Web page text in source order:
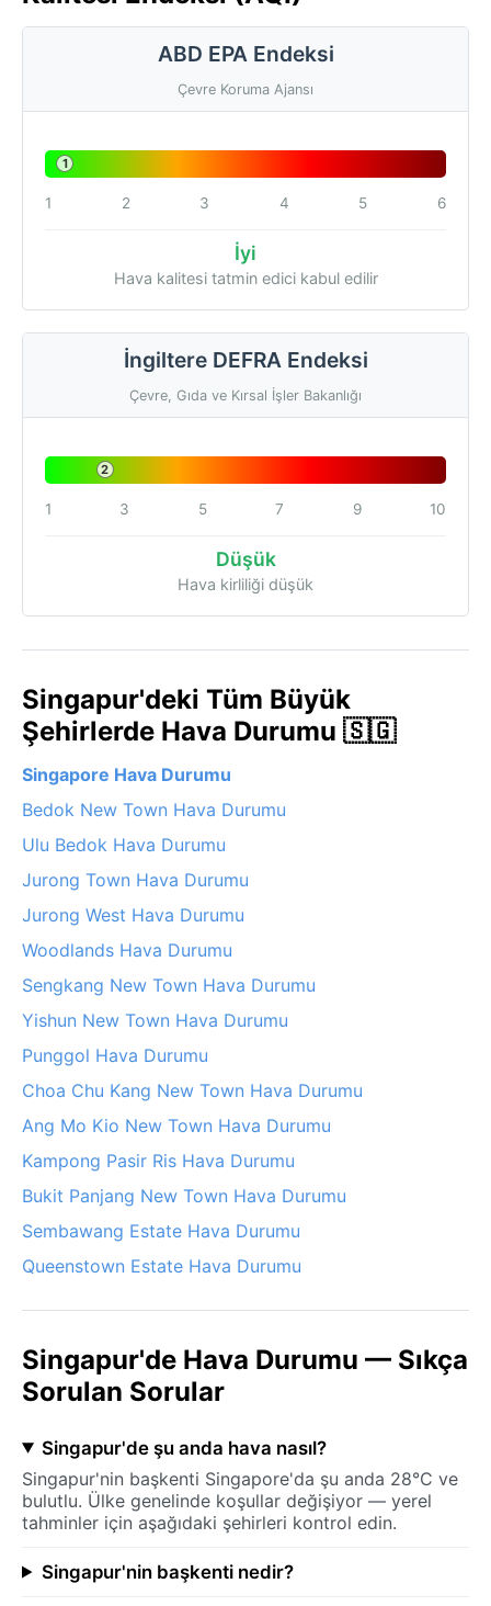
ABD EPA Endeksi
Çevre Koruma Ajansı
1
1 2 3 4 5 6
İyi
Hava kalitesi tatmin edici kabul edilir
İngiltere DEFRA Endeksi
Çevre, Gıda ve Kırsal İşler Bakanlığı
2
1 3 5 7 9 10
Düşük
Hava kirliliği düşük
Singapur'deki Tüm Büyük
Şehirlerde Hava Durumu 🇸🇬
Singapore Hava Durumu
Bedok New Town Hava Durumu
Ulu Bedok Hava Durumu
Jurong Town Hava Durumu
Jurong West Hava Durumu
Woodlands Hava Durumu
Sengkang New Town Hava Durumu
Yishun New Town Hava Durumu
Punggol Hava Durumu
Choa Chu Kang New Town Hava Durumu
Ang Mo Kio New Town Hava Durumu
Kampong Pasir Ris Hava Durumu
Bukit Panjang New Town Hava Durumu
Sembawang Estate Hava Durumu
Queenstown Estate Hava Durumu
Singapur'de Hava Durumu — Sıkça
Sorulan Sorular
Singapur'de şu anda hava nasıl?
Singapur'nin başkenti Singapore'da şu anda 28°C ve
bulutlu. Ülke genelinde koşullar değişiyor — yerel
tahminler için aşağıdaki şehirleri kontrol edin.
Singapur'nin başkenti nedir?